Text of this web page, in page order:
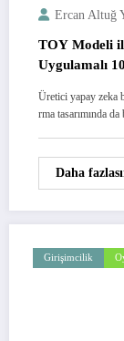
Ercan Altuğ
TOY Modeli
Uygulamalı
Üretici yapay zeka
rma tasarımında
Daha
Girişimcilik